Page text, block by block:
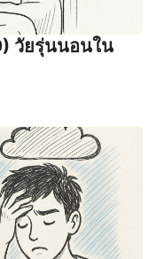
วัยรุ่นนอนใน